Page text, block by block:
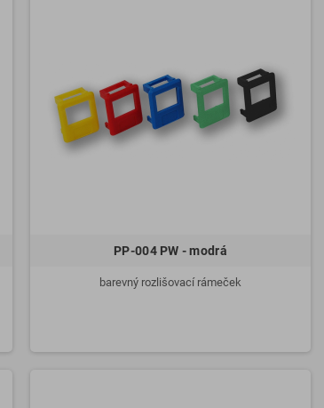
PP-004 PW - modrá
barevný rozlišovací rámeček